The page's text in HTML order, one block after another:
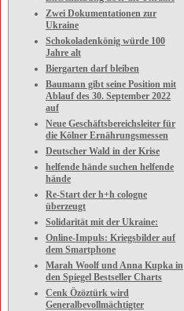
Zwei Dokumentationen zur
Ukraine
Schokoladenkönig würde 100
Jahre alt
Biergarten darf bleiben
Baumann gibt seine Position mit
Ablauf des 30. September 2022
auf
Neue Geschäftsbereichsleiter für
die Kölner Ernährungsmessen
Deutscher Wald in der Krise
helfende hände suchen helfende
hände
Re-Start der h+h cologne
überzeugt
Solidarität mit der Ukraine:
Online-Impuls: Kriegsbilder auf
dem Smartphone
Marah Woolf und Anna Kupka in
den Spiegel Bestseller Charts
Cenk Özöztürk wird
Generalbevollmächtigter